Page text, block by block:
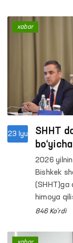
huquqlari
23 Iyu
SHHT
2026
Bishkek
(SHHT)ga
himoya
Maslahat
846 Ko'rdi
xabar